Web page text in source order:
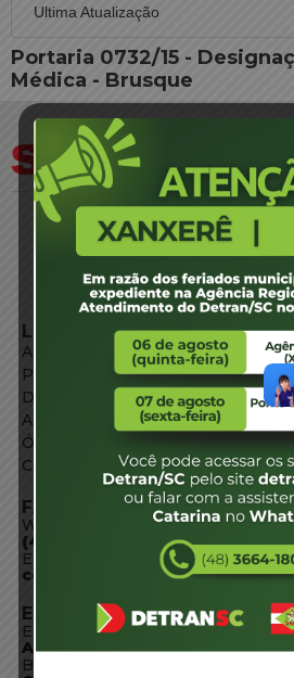
Ultima Atualização
Portaria 0732/15 -
Médica - Brusque
LINKS EXTERNOS
Agência de Notícias
Portal de Serviços
Diário Oficial
Acesso à Informação
Órgãos do Governo
Conheça SC
FALE CONOSCO
WhatsApp:
(48) 3664-1800
E-mail:
ENDEREÇO
Endereço:
Av. Almirante Tamandaré - 480
Bairro: